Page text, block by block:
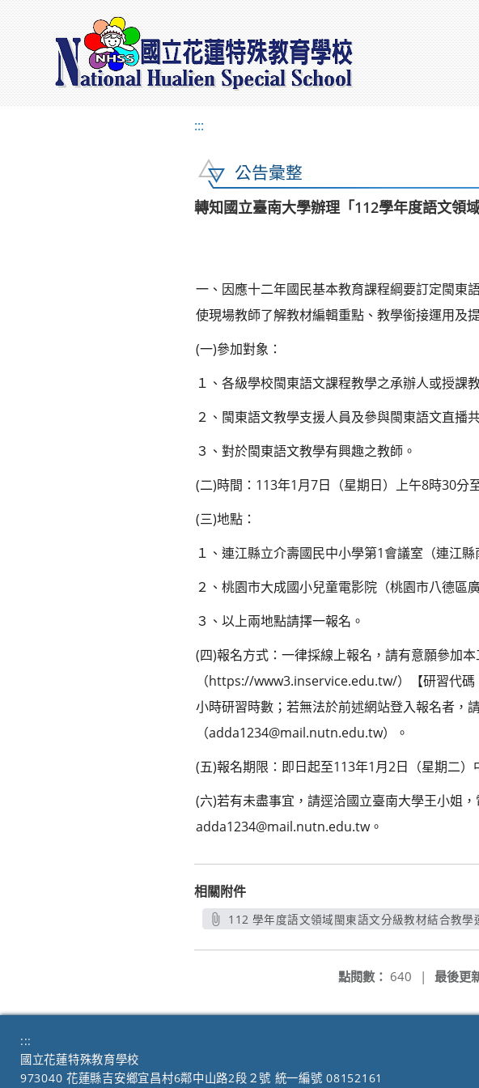
:::
公告彙整
轉知國立臺南大學辦理「112學年度語文領
一、因應十二年國民基本教育課程綱要訂定閩東
使現場教師了解教材編輯重點、教學銜接運用及
(一)參加對象：
１、各級學校閩東語文課程教學之承辦人或授課
２、閩東語文教學支援人員及參與閩東語文直播
３、對於閩東語文教學有興趣之教師。
(二)時間：113年1月7日（星期日）上午8時30分
(三)地點：
１、連江縣立介壽國民中小學第1會議室（連江
２、桃園市大成國小兒童電影院（桃園市八德區
３、以上兩地點請擇一報名。
(四)報名方式：一律採線上報名，請有意願參加
（https://www3.inservice.edu.tw/）【研習代
小時研習時數；若無法於前述網站登入報名者，
（adda1234@mail.nutn.edu.tw）。
(五)報名期限：即日起至113年1月2日（星期二）
(六)若有未盡事宜，請逕洽國立臺南大學王小姐
adda1234@mail.nutn.edu.tw。
相關附件
112 學年度語文領域閩東語文分級教材結合教
最後更
點閱數： 640 |
:::
國立花蓮特殊教育學校
973040 花蓮縣吉安鄉宜昌村6鄰中山路2段２號 統一編號 08152161